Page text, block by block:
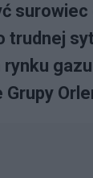
surowiec
trudnej